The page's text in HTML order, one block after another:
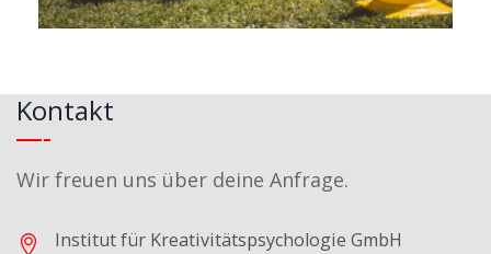
Kontakt
Wir freuen uns über deine Anfrage.
Institut für Kreativitätspsychologie GmbH